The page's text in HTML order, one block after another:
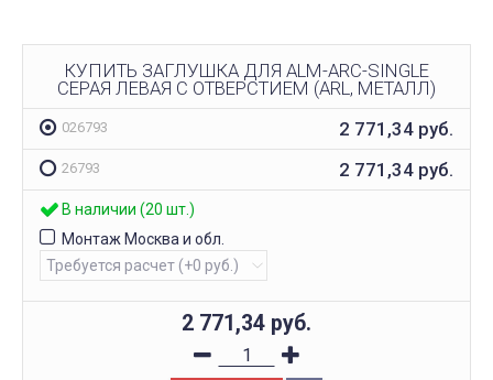
КУПИТЬ ЗАГЛУШКА ДЛЯ ALM-ARC-SINGLE
СЕРАЯ ЛЕВАЯ С ОТВЕРСТИЕМ (ARL, МЕТАЛЛ)
026793 2 771,34 руб.
26793 2 771,34 руб.
В наличии (20 шт.)
Монтаж Москва и обл.
2 771,34 руб.